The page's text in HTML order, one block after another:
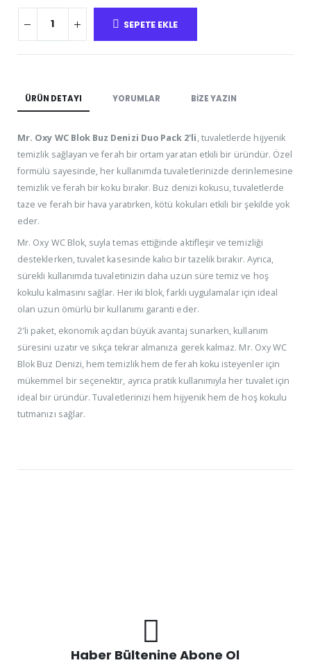
SEPETE EKLE
ÜRÜN DETAYI YORUMLAR BIZE YAZIN
Mr. Oxy WC Blok Buz Denizi Duo Pack 2'li, tuvaletlerde hijyenik
temizlik sağlayan ve ferah bir ortam yaratan etkili bir üründür. Özel
formülü sayesinde, her kullanımda tuvaletlerinizde derinlemesine
temizlik ve ferah bir koku bırakır. Buz denizi kokusu, tuvaletlerde
taze ve ferah bir hava yaratırken, kötü kokuları etkili bir şekilde yok
eder.
Mr. Oxy WC Blok, suyla temas ettiğinde aktifleşir ve temizliği
desteklerken, tuvalet kasesinde kalıcı bir tazelik bırakır. Ayrıca,
sürekli kullanımda tuvaletinizin daha uzun süre temiz ve hoş
kokulu kalmasını sağlar. Her iki blok, farklı uygulamalar için ideal
olan uzun ömürlü bir kullanımı garanti eder.
2'li paket, ekonomik açıdan büyük avantaj sunarken, kullanım
süresini uzatır ve sıkça tekrar almanıza gerek kalmaz. Mr. Oxy WC
Blok Buz Denizi, hem temizlik hem de ferah koku isteyenler için
mükemmel bir seçenektir, ayrıca pratik kullanımıyla her tuvalet için
ideal bir üründür. Tuvaletlerinizi hem hijyenik hem de hoş kokulu
tutmanızı sağlar.
Haber Bültenine Abone Ol